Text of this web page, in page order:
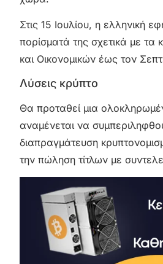
Στις 15 Ιουλίου, η ελληνική
πορίσματά της σχετικά με τα
και Οικονομικών έως τον
Λύσεις κρύπτο
Θα προταθεί μια
αναμένεται να
διαπραγμάτευση
την πώληση τίτλων με